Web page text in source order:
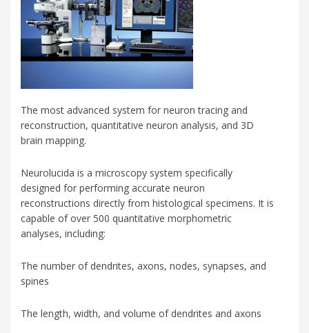
The most advanced system for neuron tracing and
reconstruction, quantitative neuron analysis, and 3D
brain mapping.
Neurolucida is a microscopy system specifically
designed for performing accurate neuron
reconstructions directly from histological specimens. It is
capable of over 500 quantitative morphometric
analyses, including:
The number of dendrites, axons, nodes, synapses, and
spines
The length, width, and volume of dendrites and axons